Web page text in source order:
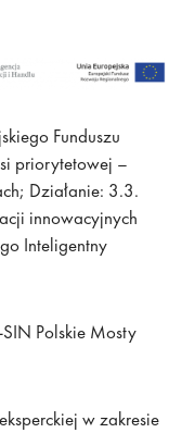
Funduszu
priorytetowej –
Działanie: 3.3.
innowacyjnych
Inteligentny
Polskie Mosty
w zakresie